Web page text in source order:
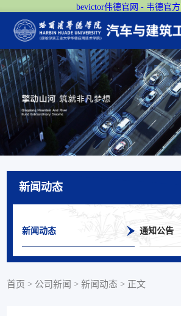
bevictor伟德官网 - 韦德官
新闻动态
新闻动态 通知公告
首页 > 公司新闻 > 新闻动态 > 正文